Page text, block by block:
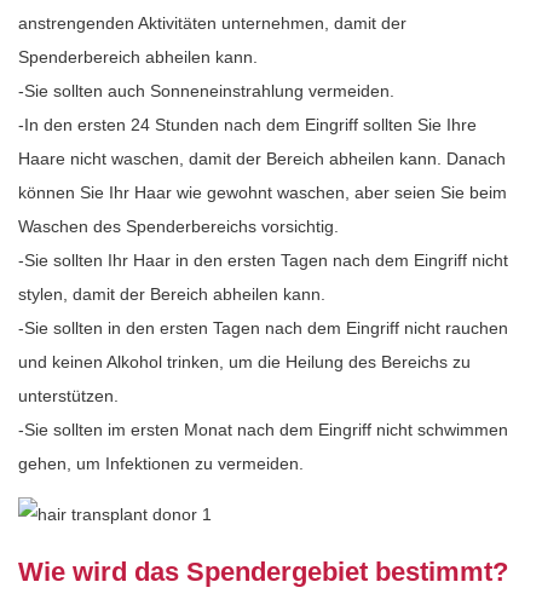
anstrengenden Aktivitäten unternehmen, damit der
Spenderbereich abheilen kann.
-Sie sollten auch Sonneneinstrahlung vermeiden.
-In den ersten 24 Stunden nach dem Eingriff sollten Sie Ihre
Haare nicht waschen, damit der Bereich abheilen kann. Danach
können Sie Ihr Haar wie gewohnt waschen, aber seien Sie beim
Waschen des Spenderbereichs vorsichtig.
-Sie sollten Ihr Haar in den ersten Tagen nach dem Eingriff nicht
stylen, damit der Bereich abheilen kann.
-Sie sollten in den ersten Tagen nach dem Eingriff nicht rauchen
und keinen Alkohol trinken, um die Heilung des Bereichs zu
unterstützen.
-Sie sollten im ersten Monat nach dem Eingriff nicht schwimmen
gehen, um Infektionen zu vermeiden.
Wie wird das Spendergebiet bestimmt?